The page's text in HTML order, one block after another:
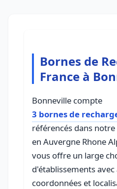
Bornes de
France à
Bonneville compte
3 bornes de
référencés dans
en Auvergne Rhone
vous offre un large
d'établissements avec
coordonnées et